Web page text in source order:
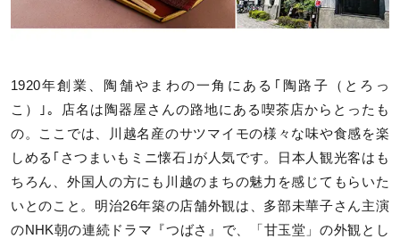
1920年創業、陶舗やまわの一角にある｢陶路子（とろっ
こ）｣。店名は陶器屋さんの路地にある喫茶店からとったも
の。ここでは、川越名産のサツマイモの様々な味や食感を楽
しめる｢さつまいもミニ懐石｣が人気です。日本人観光客はも
ちろん、外国人の方にも川越のまちの魅力を感じてもらいた
いとのこと。明治26年築の店舗外観は、多部未華子さん主演
のNHK朝の連続ドラマ『つばさ』で、「甘玉堂」の外観とし